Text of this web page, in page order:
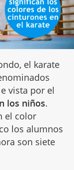
el karate
vista por el
los niños.
el color
los alumnos
son siete